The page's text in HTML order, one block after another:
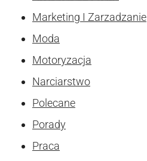
Marketing I Zarzadzanie
Moda
Motoryzacja
Narciarstwo
Polecane
Porady
Praca